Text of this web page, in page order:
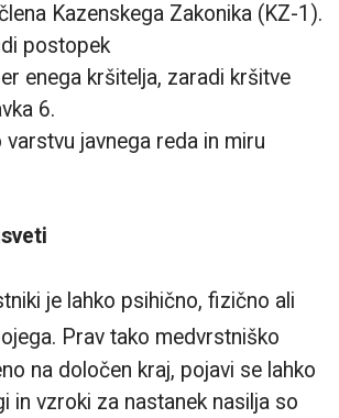
Kazenskega Zakonika (KZ-1).
postopek
enega kršitelja, zaradi kršitve
6.
varstvu javnega reda in miru
veti
je lahko psihično, fizično ali
Prav tako medvrstniško
na določen kraj, pojavi se lahko
in vzroki za nastanek nasilja so